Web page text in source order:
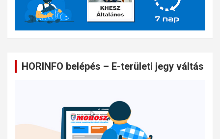
HORINFO belépés – E-területi jegy váltás